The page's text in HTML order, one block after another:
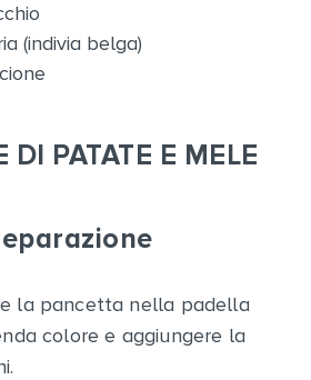
(indivia belga)
DI PATATE E MELE
la pancetta nella padella
colore e aggiungere la